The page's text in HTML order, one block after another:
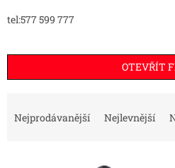
tel:577 599 777
OTEVŘÍT
Nejprodávanější Nejlevnější